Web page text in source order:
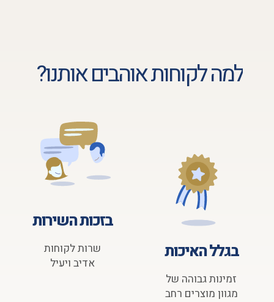
למה לקוחות אוהבים אותנו?
בגלל האיכות
זמינות גבוהה של
מגוון מוצרים רחב
בזכות השירות
שרות לקוחות
אדיב ויעיל